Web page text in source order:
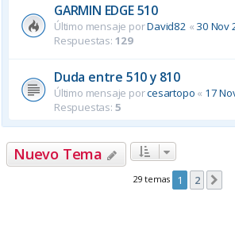
GARMIN EDGE 510
Último mensaje porDavid82 « 30 Nov
Respuestas: 129
Duda entre 510 y 810
Último mensaje porcesartopo « 17
Respuestas: 5
Nuevo Tema
29 temas 1 2